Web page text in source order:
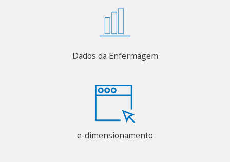
Dados da Enfermagem
e-dimensionamento